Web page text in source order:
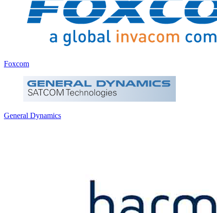
Foxcom
General Dynamics